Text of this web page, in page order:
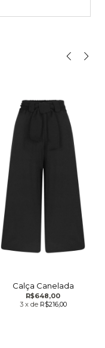
Calça Canelada
R$648,00
3 x de R$216,00